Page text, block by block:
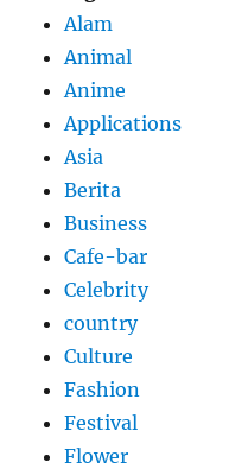
Alam
Animal
Anime
Applications
Asia
Berita
Business
Cafe-bar
Celebrity
country
Culture
Fashion
Festival
Flower